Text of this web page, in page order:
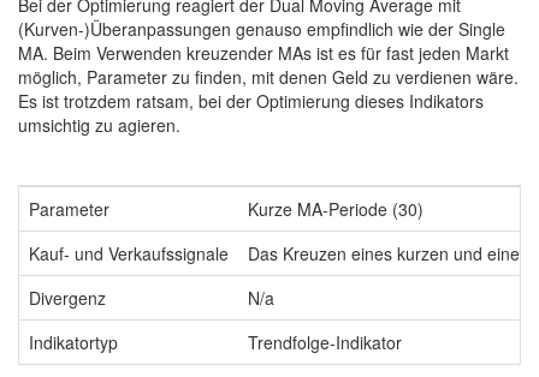
Bei der Optimierung reagiert der Dual Moving Average mit
(Kurven-)Überanpassungen genauso empfindlich wie der Single
MA. Beim Verwenden kreuzender MAs ist es für fast jeden Markt
möglich, Parameter zu finden, mit denen Geld zu verdienen wäre.
Es ist trotzdem ratsam, bei der Optimierung dieses Indikators
umsichtig zu agieren.
Parameter
Kurze MA-Periode (30)
Kauf- und Verkaufssignale
Das Kreuzen eines kurzen und eines
Divergenz
N/a
Indikatortyp
Trendfolge-Indikator